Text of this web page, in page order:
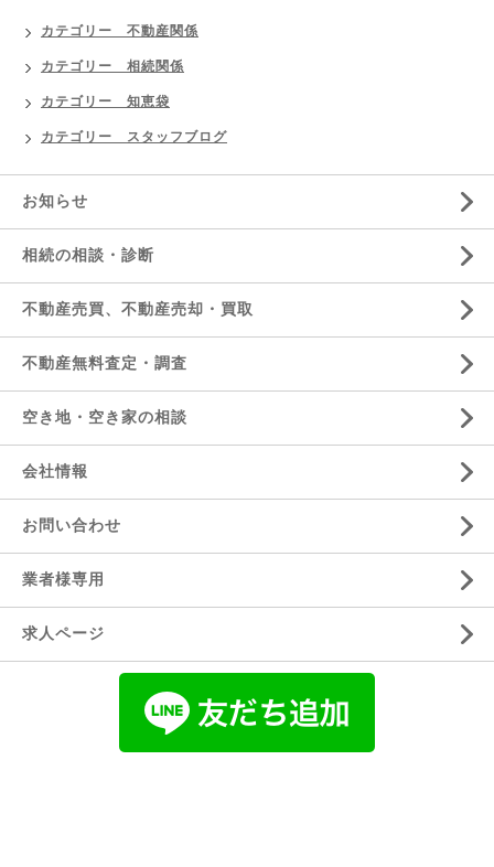
カテゴリー 不動産関係
カテゴリー 相続関係
カテゴリー 知恵袋
カテゴリー スタッフブログ
お知らせ
相続の相談・診断
不動産売買、不動産売却・買取
不動産無料査定・調査
空き地・空き家の相談
会社情報
お問い合わせ
業者様専用
求人ページ